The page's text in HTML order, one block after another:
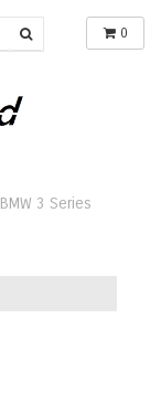
0
BMW 3 Series